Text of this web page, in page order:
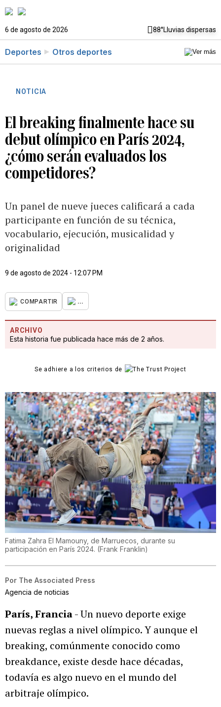
6 de agosto de 2026 88°Lluvias dispersas
Deportes Otros deportes
NOTICIA
El breaking finalmente hace su
debut olímpico en París 2024,
¿cómo serán evaluados los
competidores?
Un panel de nueve jueces calificará a cada
participante en función de su técnica,
vocabulario, ejecución, musicalidad y
originalidad
9 de agosto de 2024 - 12:07 PM
COMPARTIR ...
ARCHIVO
Esta historia fue publicada hace más de 2 años.
Se adhiere a los criterios de
Fatima Zahra El Mamouny, de Marruecos, durante su
participación en París 2024. (Frank Franklin)
Por The Associated Press
Agencia de noticias
París, Francia- Un nuevo deporte exige
nuevas reglas a nivel olímpico. Y aunque el
breaking, comúnmente conocido como
breakdance, existe desde hace décadas,
todavía es algo nuevo en el mundo del
arbitraje olímpico.